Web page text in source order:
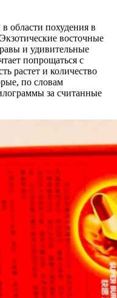
области похудения в
восточные
и удивительные
попрощаться с
растет и количество
по словам
за считанные